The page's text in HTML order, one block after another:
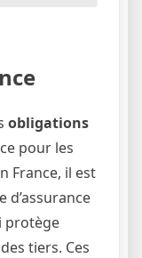
obligations
pour les
France, il est
d’assurance
protège
tiers. Ces